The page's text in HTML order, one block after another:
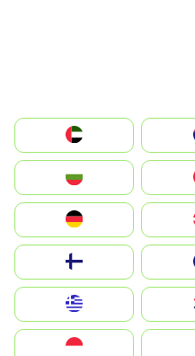
الإمارات العربية المتحدة
Switzerland
Deutschland
United Kingdom
Magyarország